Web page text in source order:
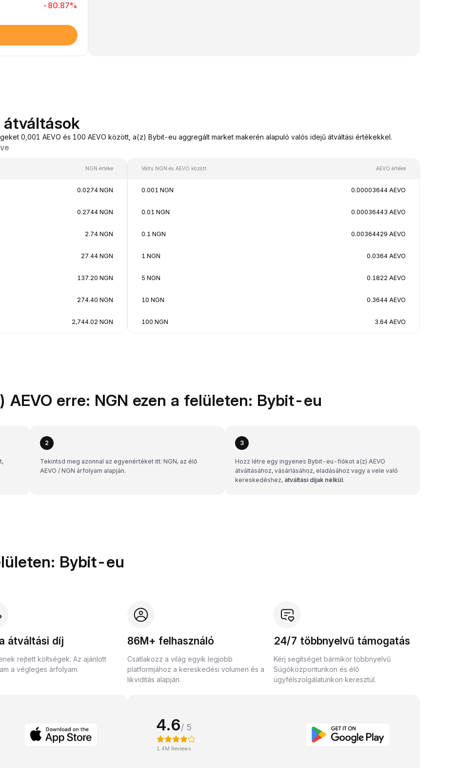
-80.87%
átváltások
0,001 AEVO és 100 AEVO között, a(z) Bybit-eu aggregált market makerén alapuló valós idejű átváltási értékekkel.
NGN értéke
0.0274 NGN
0.2744 NGN
2.74 NGN
27.44 NGN
137.20 NGN
274.40 NGN
2,744.02 NGN
Válts NGN és AEVO között AEVO értéke
0.001 NGN 0.00003644 AEVO
0.01 NGN 0.00036443 AEVO
0.1 NGN 0.00364429 AEVO
1 NGN 0.0364 AEVO
5 NGN 0.1822 AEVO
10 NGN 0.3644 AEVO
100 NGN 3.64 AEVO
AEVO erre: NGN ezen a felületen: Bybit-eu
2
Tekintsd meg azonnal az egyenértéket itt: NGN, az élő
AEVO / NGN árfolyam alapján.
3
Hozz létre egy ingyenes Bybit-eu-fiókot a(z) AEVO
átváltásához, vásárlásához, eladásához vagy a vele való
kereskedéshez, átváltási díjak nélkül.
Bybit-eu
átváltási díj
rejtett költségek. Az ajánlott
a végleges árfolyam.
86M+ felhasználó
Csatlakozz a világ egyik legjobb
platformjához a kereskedési volumen és a
likviditás alapján.
24/7 többnyelvű támogatás
Kérj segítséget bármikor többnyelvű
Súgóközpontunkon és élő
ügyfélszolgálatunkon keresztül.
4.6/ 5
1.4M Reviews